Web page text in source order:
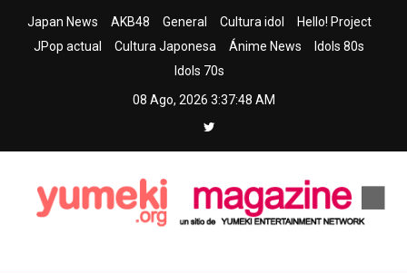
Japan News AKB48 General Cultura idol
Hello! Project
JPop actual
Cultura Japonesa Ánime News
Idols 80s
Idols 70s
08 Ago, 2026 3:37:49 AM